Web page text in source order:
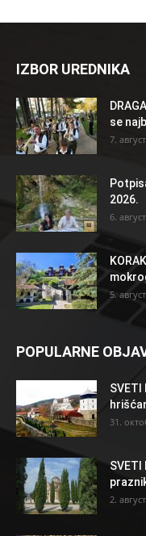
IZBOR UREDNIKA
se
7.
2026.
6.
5.
POPULARNE
SVETI
31.
SVETI
2.